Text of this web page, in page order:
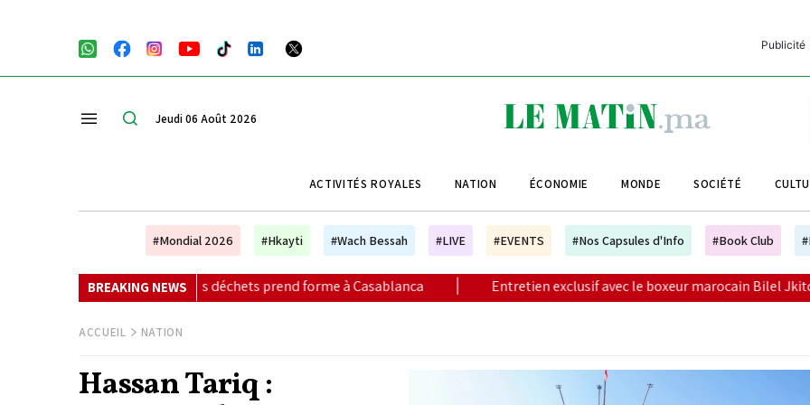
Publicité
Jeudi 06 Août 2026
ACTIVITÉS ROYALES NATION ÉCONOMIE MONDE SOCIÉTÉ
#Mondial 2026 #Hkayti #Wach Bessah #LIVE #EVENTS #Nos Capsules d'Info #Book Club
BREAKING NEWS
des déchets prend forme à Casablanca | Entretien exclusif avec le boxeur marocain Bilel Jkitou | Vague de
ACCUEIL NATION
Hassan Tariq :